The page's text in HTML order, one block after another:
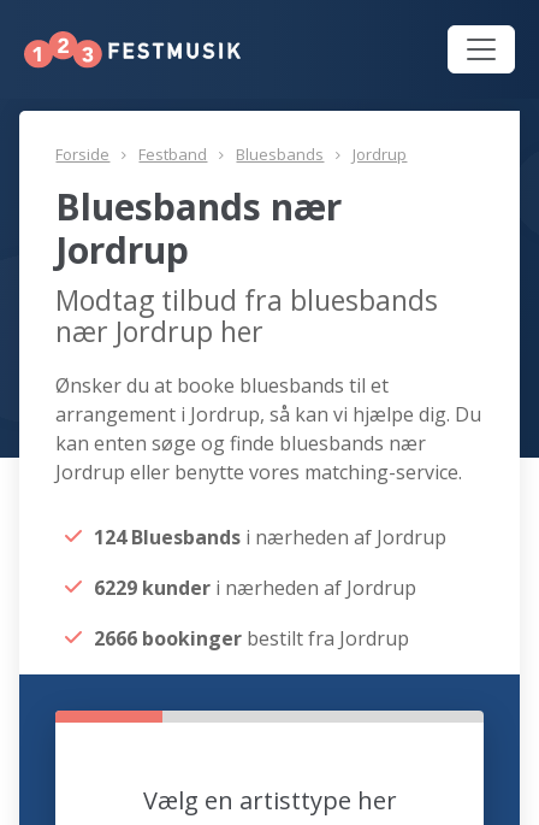
Forside Festband Bluesbands Jordrup
Bluesbands nær
Jordrup
Modtag tilbud fra bluesbands
nær Jordrup her
Ønsker du at booke bluesbands til et
arrangement i Jordrup, så kan vi hjælpe dig. Du
kan enten søge og finde bluesbands nær
Jordrup eller benytte vores matching-service.
124 Bluesbands i nærheden af Jordrup
6229 kunder i nærheden af Jordrup
2666 bookinger bestilt fra Jordrup
Vælg en artisttype her